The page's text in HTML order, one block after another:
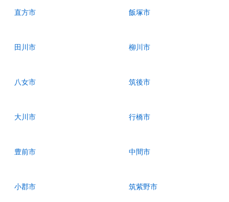
直方市 飯塚市
田川市 柳川市
八女市 筑後市
大川市 行橋市
豊前市 中間市
小郡市 筑紫野市